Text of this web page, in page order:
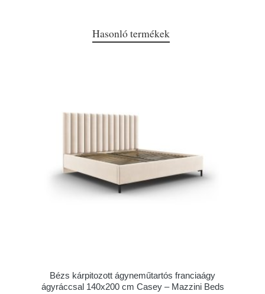
Hasonló termékek
Bézs kárpitozott ágyneműtartós franciaágy
ágyráccsal 140x200 cm Casey – Mazzini Beds